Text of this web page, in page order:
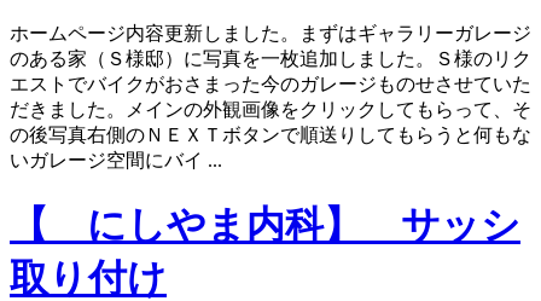
ホームページ内容更新しました。まずはギャラリーガレージ
のある家（Ｓ様邸）に写真を一枚追加しました。Ｓ様のリク
エストでバイクがおさまった今のガレージものせさせていた
だきました。メインの外観画像をクリックしてもらって、そ
の後写真右側のＮＥＸＴボタンで順送りしてもらうと何もな
いガレージ空間にバイ ...
【 にしやま内科】 サッシ
取り付け